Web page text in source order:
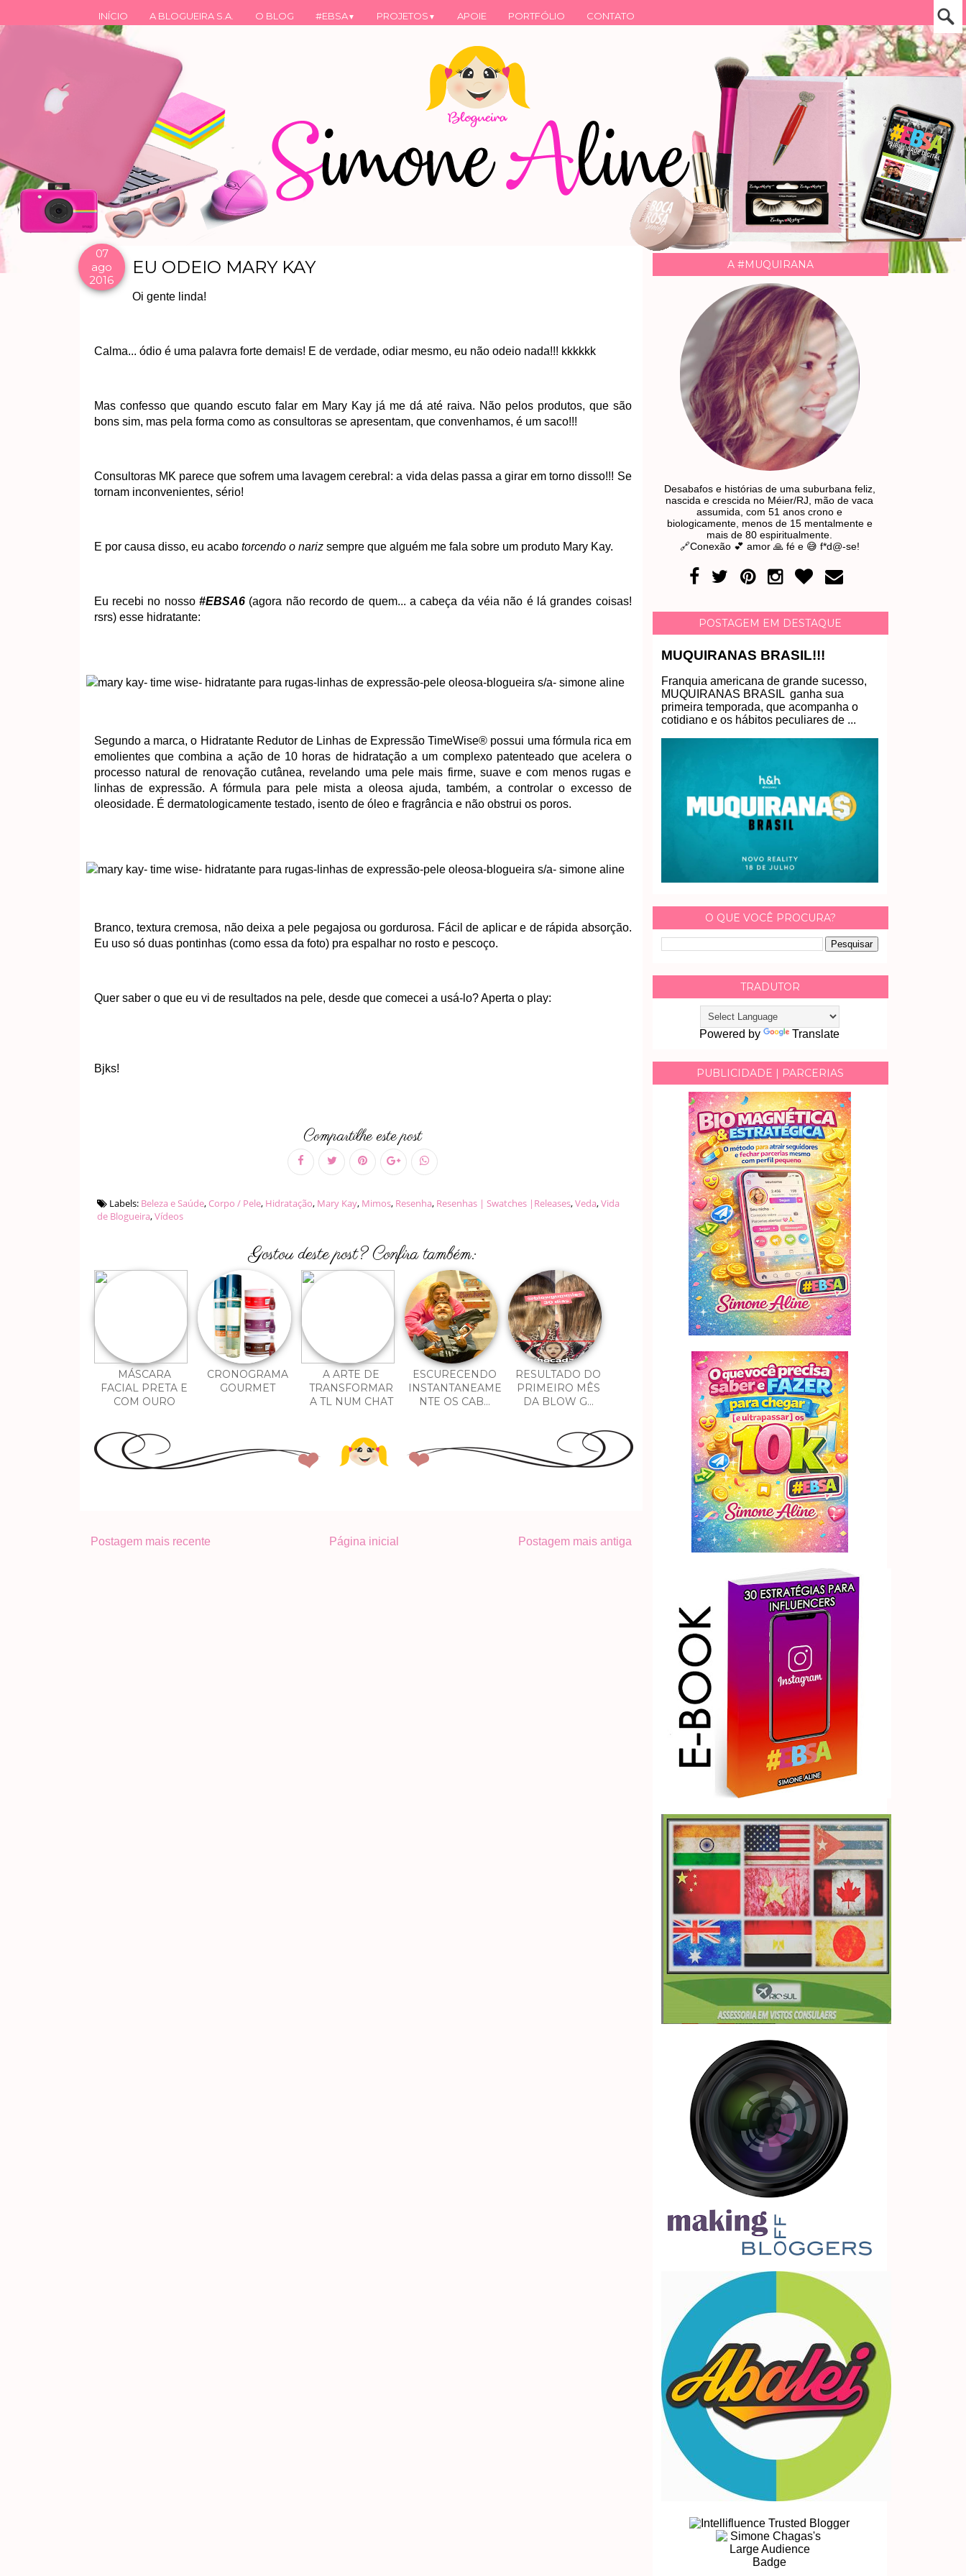
INÍCIO A BLOGUEIRA S.A. O BLOG #EBSA▼ PROJETOS ▼ APOIE PORTFÓLIO CONTATO
07
ago
2016
EU ODEIO MARY KAY
Oi gente linda!
Calma... ódio é uma palavra forte demais! E de verdade, odiar mesmo, eu não odeio nada!!! kkkkkk
Mas confesso que quando escuto falar em Mary Kay já me dá até raiva. Não pelos produtos, que são
bons sim, mas pela forma como as consultoras se apresentam, que convenhamos, é um saco!!!
Consultoras MK parece que sofrem uma lavagem cerebral: a vida delas passa a girar em torno disso!!! Se
tornam inconvenientes, sério!
E por causa disso, eu acabotorcendo o narizsempre que alguém me fala sobre um produto Mary Kay.
Eu recebi no nosso #EBSA6(agora não recordo de quem... a cabeça da véia não é lá grandes coisas!
rsrs) esse hidratante:
Segundo a marca, o Hidratante Redutor de Linhas de Expressão TimeWise® possui uma fórmula rica em
emolientes que combina a ação de 10 horas de hidratação a um complexo patenteado que acelera o
processo natural de renovação cutânea, revelando uma pele mais firme, suave e com menos rugas e
linhas de expressão. A fórmula para pele mista a oleosa ajuda, também, a controlar o excesso de
oleosidade. É dermatologicamente testado, isento de óleo e fragrância e não obstrui os poros.
Branco, textura cremosa, não deixa a pele pegajosa ou gordurosa. Fácil de aplicar e de rápida absorção.
Eu uso só duas pontinhas (como essa da foto) pra espalhar no rosto e pescoço.
Quer saber o que eu vi de resultados na pele, desde que comecei a usá-lo? Aperta o play:
Bjks!
Compartilhe este post
Labels: Beleza e Saúde, Corpo / Pele, Hidratação, Mary Kay, Mimos, Resenha, Resenhas | Swatches |Releases,Veda,Vida
de Blogueira,Vídeos
Gostou deste post? Confira também:
MÁSCARA
FACIAL PRETA E
COM OURO
CRONOGRAMA
GOURMET
A ARTE DE
TRANSFORMAR
A TL NUM CHAT
ESCURECENDO
INSTANTANEAME
NTE OS CAB...
RESULTADO DO
PRIMEIRO MÊS
DA BLOW G...
Postagem mais recente Postagem mais antiga
Página inicial
A #MUQUIRANA
Desabafos e histórias de uma suburbana feliz,
nascida e crescida no Méier/RJ, mão de vaca
assumida, com 51 anos crono e
biologicamente, menos de 15 mentalmente e
mais de 80 espiritualmente.
🔗Conexão 💕 amor 🙏 fé e 😅 f*d@-se!
POSTAGEM EM DESTAQUE
MUQUIRANAS BRASIL!!!
Franquia americana de grande sucesso,
MUQUIRANAS BRASIL ganha sua
primeira temporada, que acompanha o
cotidiano e os hábitos peculiares de ...
O QUE VOCÊ PROCURA?
TRADUTOR
Powered by Translate
PUBLICIDADE | PARCERIAS